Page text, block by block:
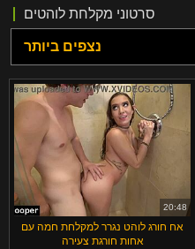
Deutsch
Српски
Norsk
ภาษาไทย
한국어
汉语
Suomi
Bahasa Melayu
סרטוני מקלחת לוהטים
נצפים ביותר
20:48
אח חורג לוהט נגרר למקלחת חמה עם
אחות חורגת צעירה